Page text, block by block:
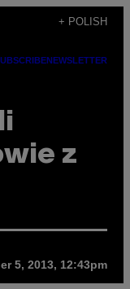
+ POLISH
NEWSLETTER
z
5, 2013, 12:43pm